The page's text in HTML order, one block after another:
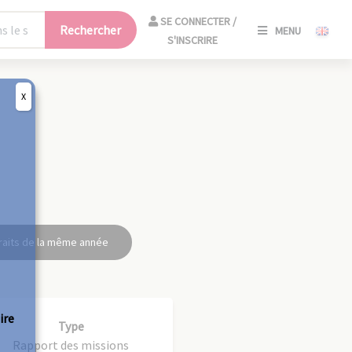
Rechercher
SE CONNECTER /
S'INSCRIRE
MENU
de la même année
Type
Rapport des missions
X